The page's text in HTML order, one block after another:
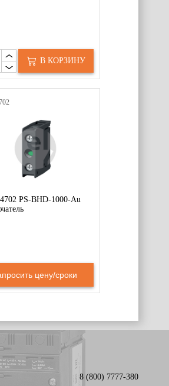
В КОРЗИНУ
PS-BHD-1000-Au
цену/сроки
8 (800) 7777-380